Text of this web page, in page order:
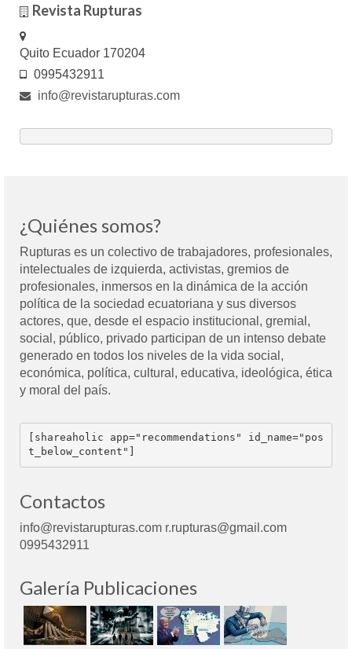
Revista Rupturas
Quito Ecuador 170204
0995432911
info@revistarupturas.com
¿Quiénes somos?
Rupturas es un colectivo de trabajadores, profesionales,
intelectuales de izquierda, activistas, gremios de
profesionales, inmersos en la dinámica de la acción
política de la sociedad ecuatoriana y sus diversos
actores, que, desde el espacio institucional, gremial,
social, público, privado participan de un intenso debate
generado en todos los niveles de la vida social,
económica, política, cultural, educativa, ideológica, ética
y moral del país.
[shareaholic app="recommendations" id_name="pos
t_below_content"]
Contactos
info@revistarupturas.com r.rupturas@gmail.com
0995432911
Galería Publicaciones